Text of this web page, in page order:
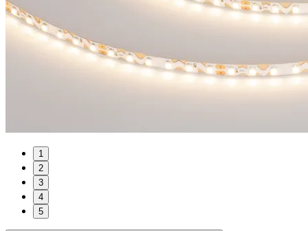
1
2
3
4
5